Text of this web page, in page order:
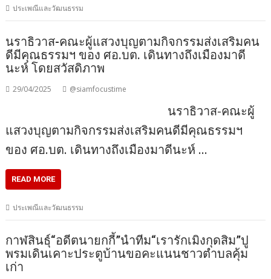
ประเพณีและวัฒนธรรม
นราธิวาส-คณะผู้แสวงบุญตามกิจกรรมส่งเสริมคน
ดีมีคุณธรรมฯ ของ ศอ.บต. เดินทางถึงเมืองมาดี
นะห์ โดยสวัสดิภาพ
29/04/2025 @siamfocustime
นราธิวาส-คณะผู้
แสวงบุญตามกิจกรรมส่งเสริมคนดีมีคุณธรรมฯ
ของ ศอ.บต. เดินทางถึงเมืองมาดีนะห์ …
READ MORE
ประเพณีและวัฒนธรรม
กาฬสินธุ์“อดีตนายกกี้”นำทีม“เรารักเมิงกุดสิม”ปู
พรมเดินเคาะประตูบ้านขอคะแนนชาวตำบลคุ้ม
เก่า